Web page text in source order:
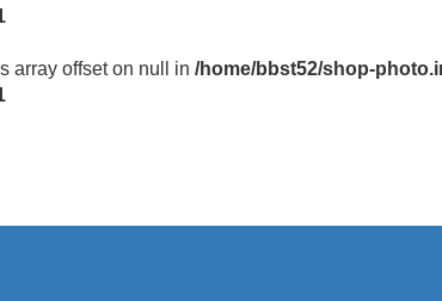
array offset on null in /home/bbst52/shop-